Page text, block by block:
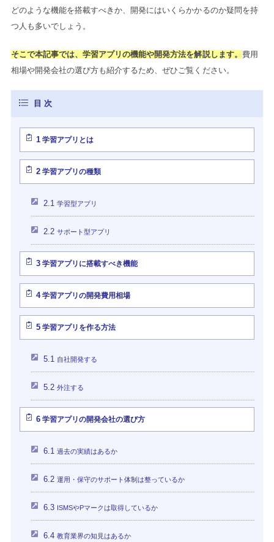
どのような機能を搭載すべきか、開発にはいくらかかるのか疑問を持
つ人も多いでしょう。
そこで本記事では、学習アプリの機能や開発方法を解説します。 費用
相場や開発会社の選び方も紹介するため、ぜひご覧ください。
1学習アプリとは
2学習アプリの種類
2.1 学習型アプリ
2.2 サポート型アプリ
3学習アプリに搭載すべき機能
4学習アプリの開発費用相場
5学習アプリを作る方法
5.1 自社開発する
5.2 外注する
6学習アプリの開発会社の選び方
6.1 過去の実績はあるか
6.2 運用・保守のサポート体制は整っているか
6.3 ISMSやPマークは取得しているか
6.4 教育業界の知見はあるか